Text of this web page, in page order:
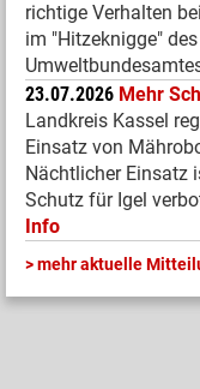
richtige Verhalten
im "Hitzeknigge" des
23.07.2026 Mehr
Landkreis Kassel
Einsatz von
Nächtlicher Einsatz
Schutz für Igel
Info
mehr aktuelle